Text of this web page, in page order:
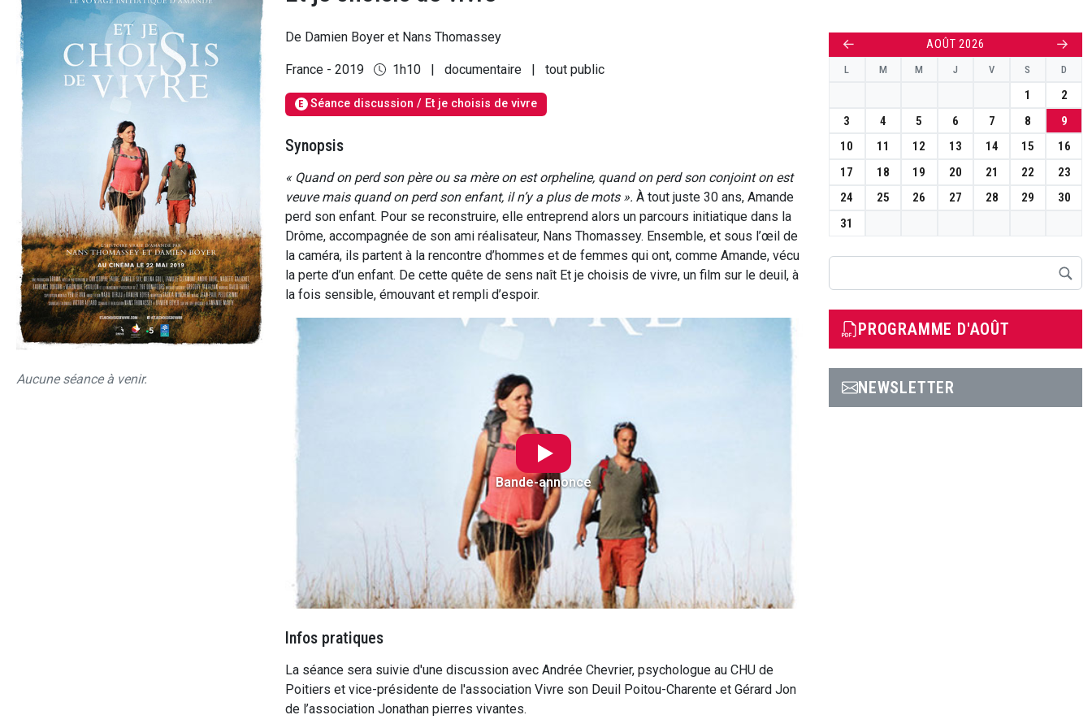
Aucune séance à venir.
De Damien Boyer et Nans Thomassey
France - 2019 1h10 | documentaire | tout public
E Séance discussion / Et je choisis de vivre
Synopsis
« Quand on perd son père ou sa mère on est orpheline, quand on perd son conjoint on est
veuve mais quand on perd son enfant, il n’y a plus de mots ». À tout juste 30 ans, Amande
perd son enfant. Pour se reconstruire, elle entreprend alors un parcours initiatique dans la
Drôme, accompagnée de son ami réalisateur, Nans Thomassey. Ensemble, et sous l’œil de
la caméra, ils partent à la rencontre d’hommes et de femmes qui ont, comme Amande, vécu
la perte d’un enfant. De cette quête de sens naît Et je choisis de vivre, un film sur le deuil, à
la fois sensible, émouvant et rempli d’espoir.
Bande-annonce
Infos pratiques
La séance sera suivie d'une discussion avec Andrée Chevrier, psychologue au CHU de
Poitiers et vice-présidente de l'association Vivre son Deuil Poitou-Charente et Gérard Jon
de l’association Jonathan pierres vivantes.
← AOÛT 2026 →
L M M J V S D
1
2
3
4 5 6 7 8
9
10
11 12 13 14 15
16
17
18 19 20 21 22
23
24
25 26 27 28 29
30
31
PROGRAMME D'AOÛT
NEWSLETTER